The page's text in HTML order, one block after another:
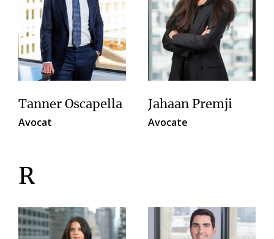
Tanner Oscapella
Avocat
Jahaan Premji
Avocate
R